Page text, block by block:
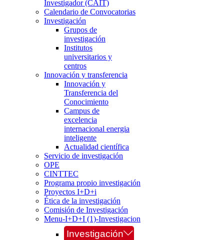
Investigador (CAIT)
Calendario de Convocatorias
Investigación
Grupos de
investigación
Institutos
universitarios y
centros
Innovación y transferencia
Innovación y
Transferencia del
Conocimiento
Campus de
excelencia
internacional energia
inteligente
Actualidad científica
Servicio de investigación
OPE
CINTTEC
Programa propio investigación
Proyectos I+D+i
Ética de la investigación
Comisión de Investigación
Menu-I+D+I (1)-Investigacion
Investigación